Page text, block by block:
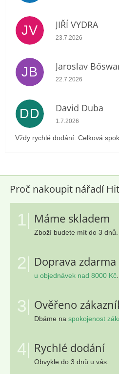
JV JIŘÍ VYDRA
Hodnocení obchodu
23.7.2026
JB Jaroslav
Hodnocení obchodu
22.7.2026
DD David Duba
Hodnocení obchodu
1.7.2026
Vždy rychlé dodání. Celková
Proč nakoupit nářadí
1| Máme skladem
Zboží budete mít do 3 dnů.
2| Doprava zdarma
u objednávek nad 8000 Kč
3| Ověřeno
Dbáme na spokojenost
4| Rychlé dodání
Obvykle do 3 dnů u vás.